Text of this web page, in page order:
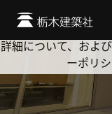
Cookie を使用して
か? 当社ではお客様
詳細について、およ
ーポリ